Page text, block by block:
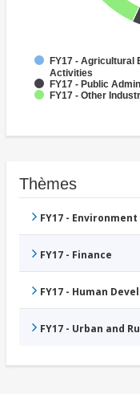
FY17 - Agricultural
Activities
FY17 - Public
FY17 - Other
Thèmes
FY17 -
FY17 - Finance
FY17 - Human
FY17 - Urban and